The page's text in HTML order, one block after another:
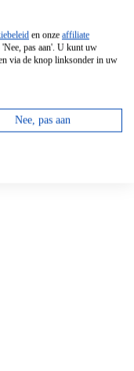
en onze affiliate
pas aan'. U kunt uw
via de knop linksonder in uw
Nee, pas aan